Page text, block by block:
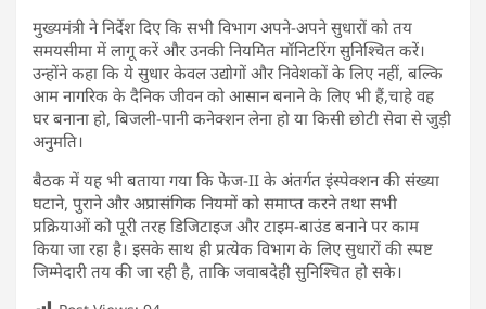
मुख्यमंत्री ने निर्देश दिए कि सभी विभाग अपने-अपने सुधारों को तय
समयसीमा में लागू करें और उनकी नियमित मॉनिटरिंग सुनिश्चित करें।
उन्होंने कहा कि ये सुधार केवल उद्योगों और निवेशकों के लिए नहीं, बल्कि
आम नागरिक के दैनिक जीवन को आसान बनाने के लिए भी हैं,चाहे वह
घर बनाना हो, बिजली-पानी कनेक्शन लेना हो या किसी छोटी सेवा से जुड़ी
अनुमति।
बैठक में यह भी बताया गया कि फेज-II के अंतर्गत इंस्पेक्शन की संख्या
घटाने, पुराने और अप्रासंगिक नियमों को समाप्त करने तथा सभी
प्रक्रियाओं को पूरी तरह डिजिटाइज और टाइम-बाउंड बनाने पर काम
किया जा रहा है। इसके साथ ही प्रत्येक विभाग के लिए सुधारों की स्पष्ट
जिम्मेदारी तय की जा रही है, ताकि जवाबदेही सुनिश्चित हो सके।